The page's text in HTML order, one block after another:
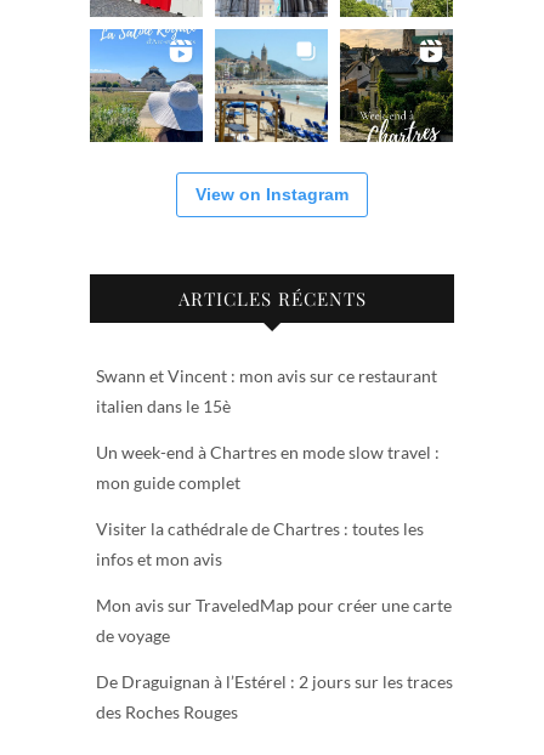
View on Instagram
ARTICLES RÉCENTS
Swann et Vincent : mon avis sur ce restaurant
italien dans le 15è
Un week-end à Chartres en mode slow travel :
mon guide complet
Visiter la cathédrale de Chartres : toutes les
infos et mon avis
Mon avis sur TraveledMap pour créer une carte
de voyage
De Draguignan à l’Estérel : 2 jours sur les traces
des Roches Rouges